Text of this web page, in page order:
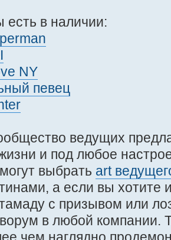
есть в наличии:
NY
певец
ведущих
и под любое
выбрать art
а если вы хотите
с призывом или
в любой
чем наглядно